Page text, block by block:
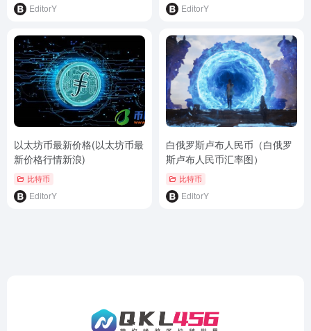
EditorY EditorY
以太坊币最新价格(以太坊币最
新价格行情新浪)
比特币
EditorY
白俄罗斯卢布人民币（白俄罗
斯卢布人民币汇率图）
比特币
EditorY